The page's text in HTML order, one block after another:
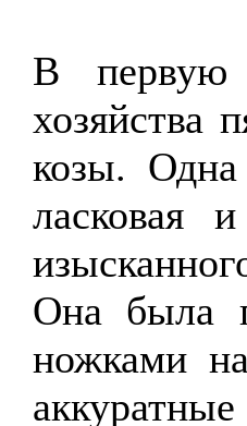
В первую
хозяйства
козы.
ласковая
Она была
ножками